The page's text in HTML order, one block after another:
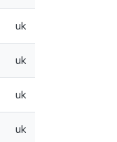
uk
uk
uk
uk